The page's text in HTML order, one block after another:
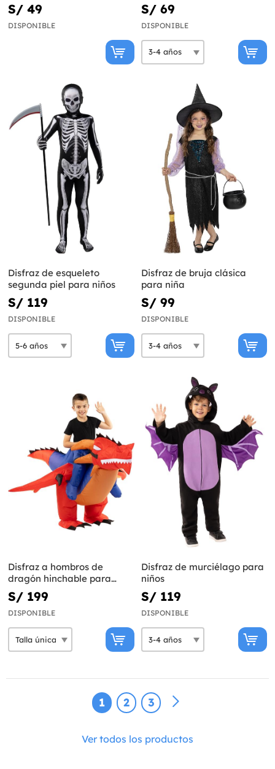
S/ 49
DISPONIBLE
S/ 69
DISPONIBLE
Disfraz de esqueleto
segunda piel para niños
S/ 119
DISPONIBLE
Disfraz de bruja clásica
para niña
S/ 99
DISPONIBLE
Disfraz a hombros de
dragón hinchable para
niños
S/ 199
DISPONIBLE
Disfraz de murciélago para
niños
S/ 119
DISPONIBLE
1 2 3
Ver todos los productos